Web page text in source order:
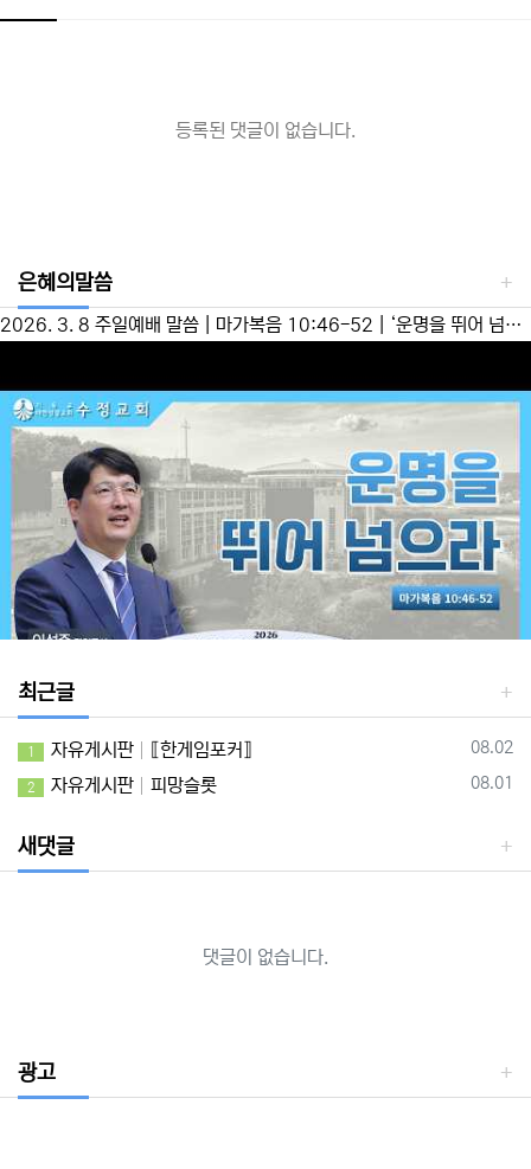
등록된 댓글이 없습니다.
은혜의말씀
2026. 3. 8 주일예배 말씀 | 마가복음 10:46-52 | ‘운명을 뛰어 넘으라’ 이성준 담임목사
최근글
등록일
08.02
1 자유게시판 ⟦한게임포커⟧
등록일
08.01
2 자유게시판 피망슬롯
새댓글
댓글이 없습니다.
광고